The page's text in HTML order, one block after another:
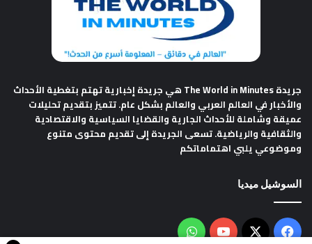
جريدة The World in Minutes
هي جريدة إخبارية تهتم بتغطية الأحداث
والأخبار في العالم العربي والعالم بشكل عام. تتميز بتقديم تحليلات
عميقة وشاملة للأحداث الجارية والقضايا السياسية والاقتصادية
والثقافية والرياضية. تسعى الجريدة إلى تقديم محتوى متنوع
وموضوعي يلبي اهتماماتكم
السوشيل ميديا
فيسبوك
‫X
‫YouTubeواتساب